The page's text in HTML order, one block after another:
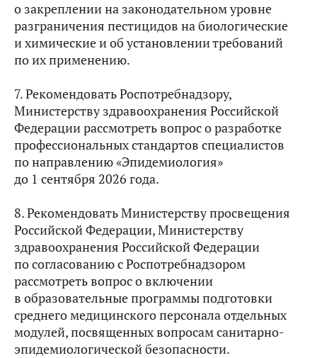
о закреплении на законодательном уровне
разграничения пестицидов на биологические
и химические и об установлении требований
по их применению.
7. Рекомендовать Роспотребнадзору,
Министерству здравоохранения Российской
Федерации рассмотреть вопрос о разработке
профессиональных стандартов специалистов
по направлению «Эпидемиология»
до 1 сентября 2026 года.
8. Рекомендовать Министерству просвещения
Российской Федерации, Министерству
здравоохранения Российской Федерации
по согласованию с Роспотребнадзором
рассмотреть вопрос о включении
в образовательные программы подготовки
среднего медицинского персонала отдельных
модулей, посвященных вопросам санитарно-
эпидемиологической безопасности.